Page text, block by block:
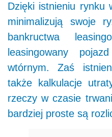
Dzięki istnieniu rynku
minimalizują swoje
bankructwa
leasingowany
wtórnym. Zaś
także kalkulacje
rzeczy w czasie
bardziej proste są